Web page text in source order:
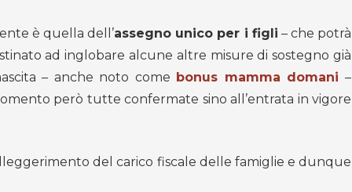
è quella dell’assegno unico per i figli – che potrà
ad inglobare alcune altre misure di sostegno già
– anche noto come bonus mamma domani –
però tutte confermate sino all’entrata in vigore
del carico fiscale delle famiglie e dunque